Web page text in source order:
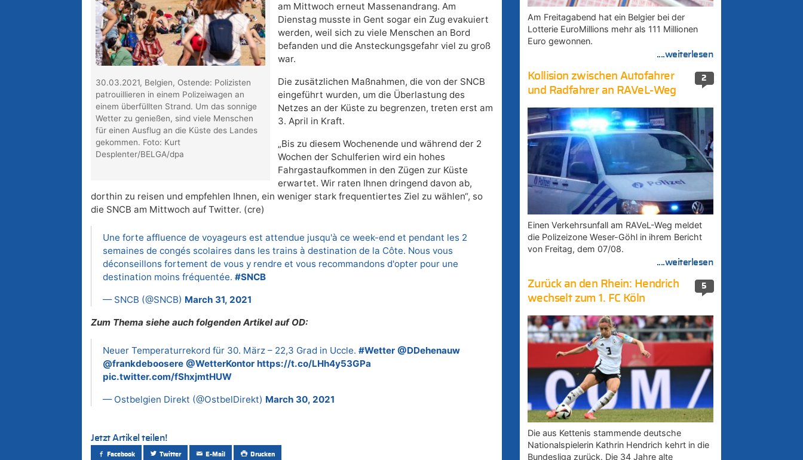
30.03.2021, Belgien, Ostende: Polizisten
patrouillieren in einem Polizeiwagen an
einem überfüllten Strand. Um das sonnige
Wetter zu genießen, sind viele Menschen
für einen Ausflug an die Küste des Landes
gekommen. Foto: Kurt
Desplenter/BELGA/dpa
am Mittwoch erneut Massenandrang. Am
Dienstag musste in Gent sogar ein Zug evakuiert
werden, weil sich zu viele Menschen an Bord
befanden und die Ansteckungsgefahr viel zu groß
war.
Die zusätzlichen Maßnahmen, die von der SNCB
eingeführt wurden, um die Überlastung des
Netzes an der Küste zu begrenzen, treten erst am
3. April in Kraft.
„Bis zu diesem Wochenende und während der 2
Wochen der Schulferien wird ein hohes
Fahrgastaufkommen in den Zügen zur Küste
erwartet. Wir raten Ihnen dringend davon ab,
dorthin zu reisen und empfehlen Ihnen, ein weniger stark frequentiertes Ziel zu wählen“, so
die SNCB am Mittwoch auf Twitter. (cre)
Une forte affluence de voyageurs est attendue jusqu'à ce week-end et pendant les 2
semaines de congés scolaires dans les trains à destination de la Côte. Nous vous
déconseillons fortement de vous y rendre et vous recommandons d'opter pour une
destination moins fréquentée. #SNCB
— SNCB (@SNCB) March 31, 2021
Zum Thema siehe auch folgenden Artikel auf OD:
Neuer Temperaturrekord für 30. März – 22,3 Grad in Uccle. #Wetter @DDehenauw
@frankdeboosere @WetterKontor https://t.co/LHh4y53GPa
pic.twitter.com/fShxjmtHUW
— Ostbelgien Direkt (@OstbelDirekt) March 30, 2021
Jetzt Artikel teilen!
Facebook Twitter E-Mail Drucken
Am Freitagabend hat ein Belgier bei der
Lotterie EuroMillions mehr als 111 Millionen
Euro gewonnen.
....weiterlesen
2
Kollision zwischen Autofahrer
und Radfahrer an RAVeL-Weg
Einen Verkehrsunfall am RAVeL-Weg meldet
die Polizeizone Weser-Göhl in ihrem Bericht
von Freitag, dem 07/08.
....weiterlesen
5
Zurück an den Rhein: Hendrich
wechselt zum 1. FC Köln
Die aus Kettenis stammende deutsche
Nationalspielerin Kathrin Hendrich kehrt in die
Bundesliga zurück. Die 34 Jahre alte